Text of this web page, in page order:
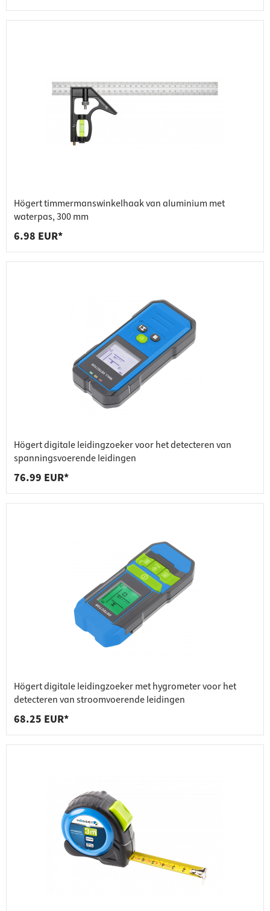
Högert timmermanswinkelhaak van aluminium met
waterpas, 300 mm
6.98 EUR*
Högert digitale leidingzoeker voor het detecteren van
spanningsvoerende leidingen
76.99 EUR*
Högert digitale leidingzoeker met hygrometer voor het
detecteren van stroomvoerende leidingen
68.25 EUR*